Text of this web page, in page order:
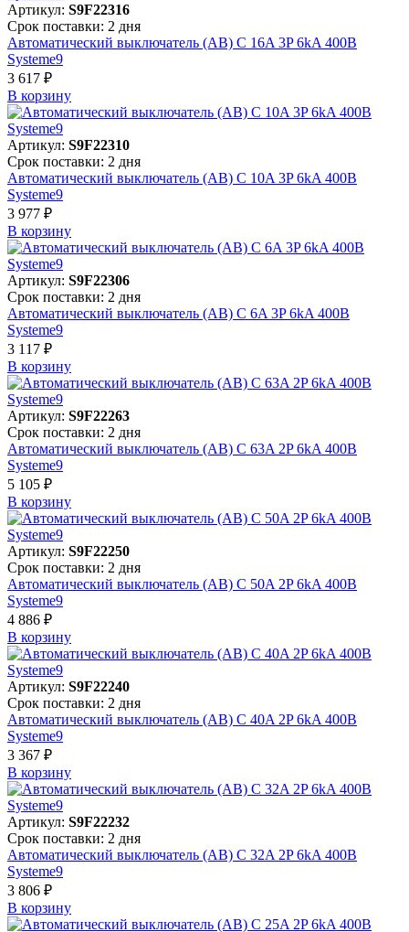
Артикул: S9F22316
Срок поставки: 2 дня
Автоматический выключатель (АВ) C 16A 3P 6kA 400В
Systeme9
3 617 ₽
В корзинy
Артикул: S9F22310
Срок поставки: 2 дня
Автоматический выключатель (АВ) C 10A 3P 6kA 400В
Systeme9
3 977 ₽
В корзинy
Артикул: S9F22306
Срок поставки: 2 дня
Автоматический выключатель (АВ) C 6A 3P 6kA 400В
Systeme9
3 117 ₽
В корзинy
Артикул: S9F22263
Срок поставки: 2 дня
Автоматический выключатель (АВ) C 63A 2P 6kA 400В
Systeme9
5 105 ₽
В корзинy
Артикул: S9F22250
Срок поставки: 2 дня
Автоматический выключатель (АВ) C 50A 2P 6kA 400В
Systeme9
4 886 ₽
В корзинy
Артикул: S9F22240
Срок поставки: 2 дня
Автоматический выключатель (АВ) C 40A 2P 6kA 400В
Systeme9
3 367 ₽
В корзинy
Артикул: S9F22232
Срок поставки: 2 дня
Автоматический выключатель (АВ) C 32A 2P 6kA 400В
Systeme9
3 806 ₽
В корзинy